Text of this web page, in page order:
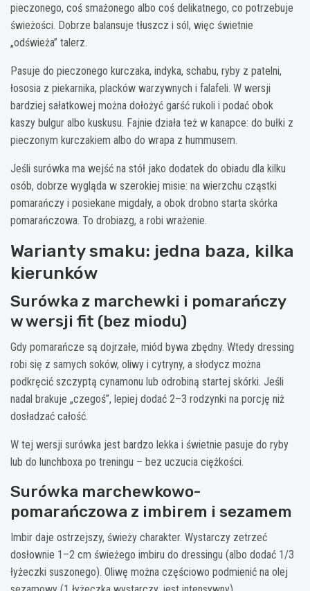
pieczonego, coś smażonego albo coś delikatnego, co potrzebuje
świeżości. Dobrze balansuje tłuszcz i sól, więc świetnie
„odświeża” talerz.
Pasuje do pieczonego kurczaka, indyka, schabu, ryby z patelni,
łososia z piekarnika, placków warzywnych i falafeli. W wersji
bardziej sałatkowej można dołożyć garść rukoli i podać obok
kaszy bulgur albo kuskusu. Fajnie działa też w kanapce: do bułki z
pieczonym kurczakiem albo do wrapa z hummusem.
Jeśli surówka ma wejść na stół jako dodatek do obiadu dla kilku
osób, dobrze wygląda w szerokiej misie: na wierzchu cząstki
pomarańczy i posiekane migdały, a obok drobno starta skórka
pomarańczowa. To drobiazg, a robi wrażenie.
Warianty smaku: jedna baza, kilka
kierunków
Surówka z marchewki i pomarańczy
w wersji fit (bez miodu)
Gdy pomarańcze są dojrzałe, miód bywa zbędny. Wtedy dressing
robi się z samych soków, oliwy i cytryny, a słodycz można
podkręcić szczyptą cynamonu lub odrobiną startej skórki. Jeśli
nadal brakuje „czegoś”, lepiej dodać 2–3 rodzynki na porcję niż
dosładzać całość.
W tej wersji surówka jest bardzo lekka i świetnie pasuje do ryby
lub do lunchboxa po treningu – bez uczucia ciężkości.
Surówka marchewkowo-
pomarańczowa z imbirem i sezamem
Imbir daje ostrzejszy, świeży charakter. Wystarczy zetrzeć
dosłownie 1–2 cm świeżego imbiru do dressingu (albo dodać 1/3
łyżeczki suszonego). Oliwę można częściowo podmienić na olej